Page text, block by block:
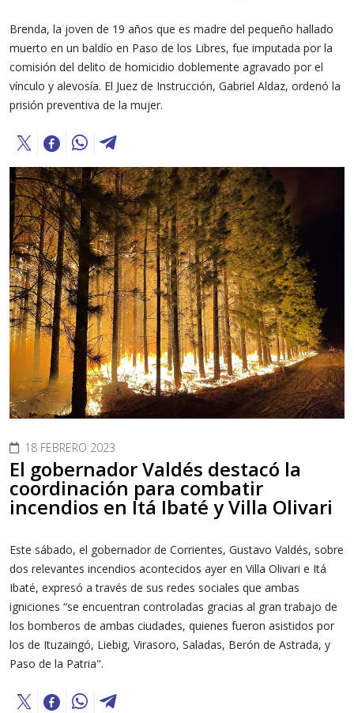
Brenda, la joven de 19 años que es madre del pequeño hallado
muerto en un baldío en Paso de los Libres, fue imputada por la
comisión del delito de homicidio doblemente agravado por el
vínculo y alevosía. El Juez de Instrucción, Gabriel Aldaz, ordenó la
prisión preventiva de la mujer.
18 FEBRERO 2023
El gobernador Valdés destacó la
coordinación para combatir
incendios en Itá Ibaté y Villa Olivari
Este sábado, el gobernador de Corrientes, Gustavo Valdés, sobre
dos relevantes incendios acontecidos ayer en Villa Olivari e Itá
Ibaté, expresó a través de sus redes sociales que ambas
igniciones “se encuentran controladas gracias al gran trabajo de
los bomberos de ambas ciudades, quienes fueron asistidos por
los de Ituzaingó, Liebig, Virasoro, Saladas, Berón de Astrada, y
Paso de la Patria".